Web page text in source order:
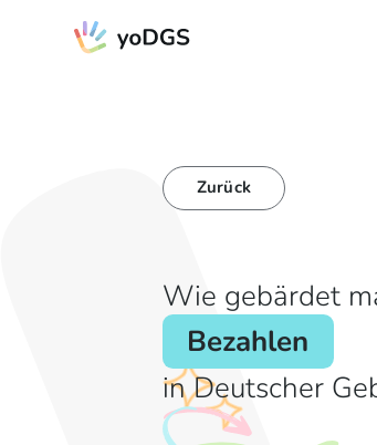
Zurück
Wie gebärdet
Bezahlen
in Deutscher